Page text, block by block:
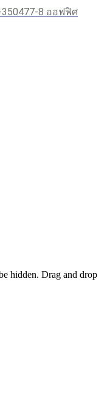
350477-8 ออฟฟิศ
hidden. Drag and drop